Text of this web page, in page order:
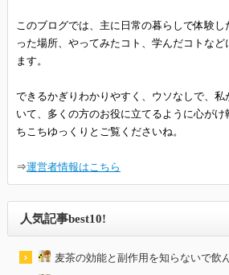
このブログでは、主に日常の暮らしで体験
った場所、やってみたコト、学んだコトな
ます。
できるかぎりわかりやすく、ウソなしで、
いて、多くの方のお役に立てるように心が
ちこちゆっくりとご覧くださいね。
⇒運営者情報はこちら
人気記事best10!
麦茶の効能と副作用を知らないで飲